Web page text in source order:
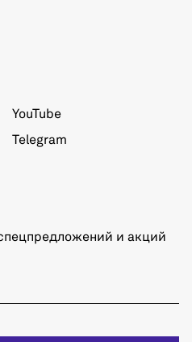
YouTube
Telegram
и акций